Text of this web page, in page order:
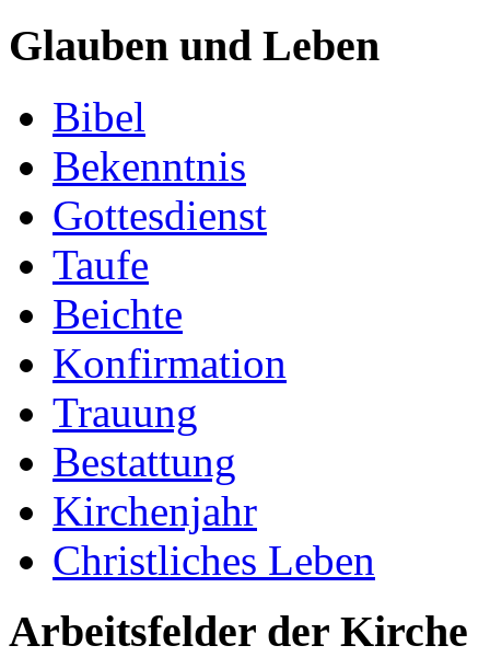
Glauben und Leben
Bibel
Bekenntnis
Gottesdienst
Taufe
Beichte
Konfirmation
Trauung
Bestattung
Kirchenjahr
Christliches Leben
Arbeitsfelder der Kirche